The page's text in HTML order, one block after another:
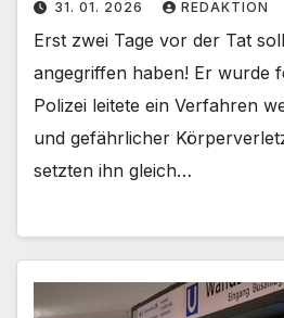
31. 01. 2026 REDAKTION
Erst zwei Tage vor der Tat
angegriffen haben! Er wurde
Polizei leitete ein Verfahren
und gefährlicher
setzten ihn gleich…